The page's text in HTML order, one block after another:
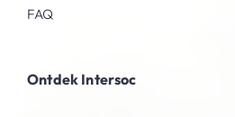
FAQ
Ontdek Intersoc